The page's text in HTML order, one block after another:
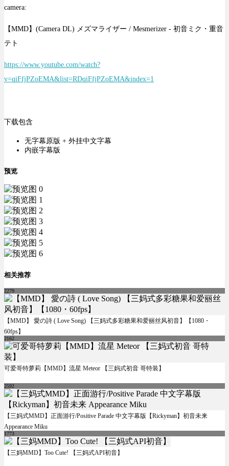
camera:
【MMD】(Camera DL) メズマライザー / Mesmerizer - 初音ミク・重音
テト
https://www.youtube.com/watch?
v=qiFfjPZoEMA&list=RDqiFfjPZoEMA&index=1
下载包含
无字幕原版 + 外挂中文字幕
内嵌字幕版
预览
相关推荐
2279
【MMD】 愛の詩 ( Love Song) 【三妈式多彩糖果和爱丽丝风初音】【1080・
60fps】
2162
可爱哥特萝莉【MMD】流星 Meteor 【三妈式初音 哥特装】
2592
【三妈式MMD】正面游行/Positive Parade 中文字幕版【Rickyman】初音未来
Appearance Miku
1773
【三妈MMD】Too Cute! 【三妈式API初音】